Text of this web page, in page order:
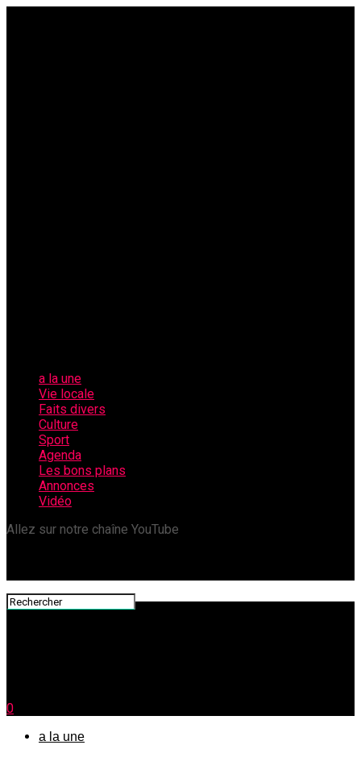
a la une
Vie locale
Faits divers
Culture
Sport
Agenda
Les bons plans
Annonces
Vidéo
Allez sur notre chaîne YouTube
0
a la une